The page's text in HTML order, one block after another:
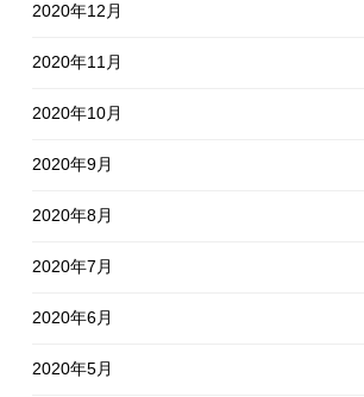
2020年12月
2020年11月
2020年10月
2020年9月
2020年8月
2020年7月
2020年6月
2020年5月